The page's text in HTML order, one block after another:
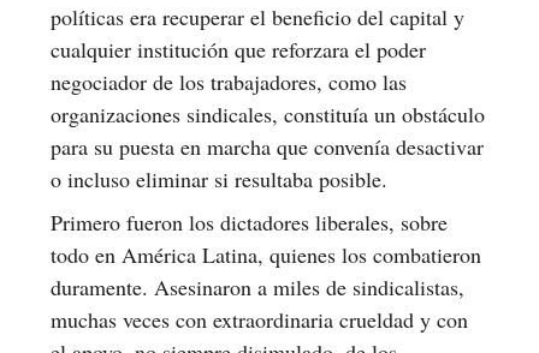
políticas era recuperar el beneficio del capital y
cualquier institución que reforzara el poder
negociador de los trabajadores, como las
organizaciones sindicales, constituía un obstáculo
para su puesta en marcha que convenía desactivar
o incluso eliminar si resultaba posible.
Primero fueron los dictadores liberales, sobre
todo en América Latina, quienes los combatieron
duramente. Asesinaron a miles de sindicalistas,
muchas veces con extraordinaria crueldad y con